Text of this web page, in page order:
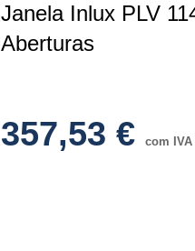
Janela Inlux PLV
Aberturas
357,53 € com IVA